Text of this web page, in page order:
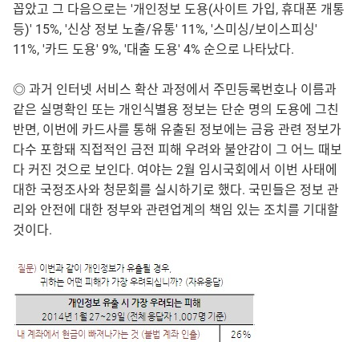
꼽았고 그 다음으로는 '개인정보 도용(사이트 가입, 휴대폰 개통
등)' 15%, '신상 정보 노출/유통' 11%, '스미싱/보이스피싱'
11%, '카드 도용' 9%, '대출 도용' 4% 순으로 나타났다.
◎ 과거 인터넷 서비스 확산 과정에서 주민등록번호나 이름과
같은 실명확인 또는 개인식별용 정보는 단순 명의 도용에 그친
반면, 이번에 카드사를 통해 유출된 정보에는 금융 관련 정보가
다수 포함돼 직접적인 금전 피해 우려와 불안감이 그 어느 때보
다 커진 것으로 보인다. 여야는 2월 임시국회에서 이번 사태에
대한 국정조사와 청문회를 실시하기로 했다. 국민들은 정보 관
리와 안전에 대한 정부와 관련업계의 책임 있는 조치를 기대할
것이다.